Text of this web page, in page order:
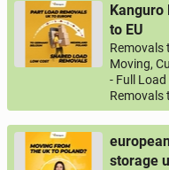
Kanguro
to EU
Removals
Moving,
- Full
Removals
storage